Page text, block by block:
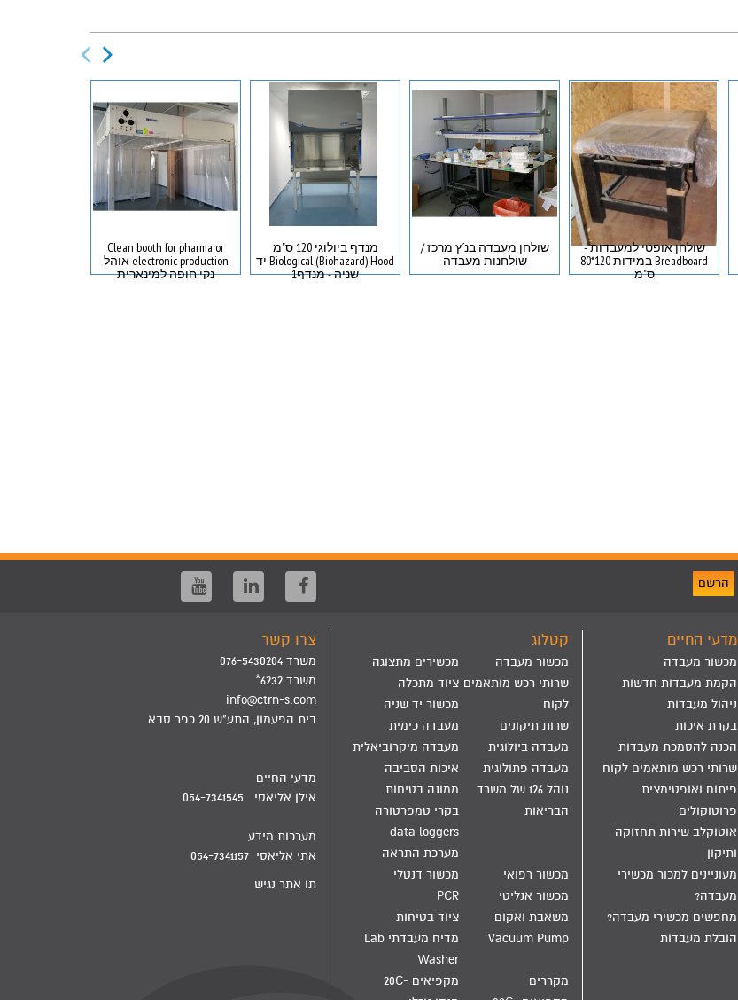
שולחן אופטי למעבדות -
Breadboard במידות 120*80
ס"מ
שולחן מעבדה בנ´ץ מרכז /
שולחנות מעבדה
מנדף ביולוגי 120 ס"מ
Biological (Biohazard) Hood יד
שניה - מנדף1
Clean booth for pharma or
electronic production אוהל
נקי חופה למינארית
הרשם
מדעי החיים
מכשור מעבדה
הקמת מעבדות חדשות
ניהול מעבדות
בקרת איכות
הכנה להסמכת מעבדות
שרותי רכש מותאמים לקוח
פיתוח ואופטימצית
פרוטוקולים
אוטוקלב שירות תחזוקה
ותיקון
מעוניינים למכור מכשירי
מעבדה?
מחפשים מכשירי מעבדה?
הובלת מעבדות
קטלוג
מכשור מעבדה
מכשירים מתצוגה
שרותי רכש מותאמים
לקוח
ציוד מתכלה
מכשור יד שניה
שרות תיקונים
מעבדה כימית
מעבדה ביולוגית
מעבדה מיקרוביאלית
מעבדה פתולוגית
איכות הסביבה
נוהל 126 של משרד
הבריאות
ממונה בטיחות
בקרי טמפרטורה
data loggers
מערכת התראה
מכשור רפואי
מכשור דנטלי
מכשור אנליטי
PCR
משאבת ואקום
Vacuum Pump
ציוד בטיחות
מדיח מעבדתי Lab
Washer
מקררים
מקפיאים -20C
צרו קשר
משרד 076-5430204
משרד 6232*
info@ctrn-s.com
בית הפעמון, התע"ש 20 כפר סבא
מדעי החיים
אילן אליאסי 054-7341545
מערכות מידע
אתי אליאסי 054-7341157
תו אתר נגיש